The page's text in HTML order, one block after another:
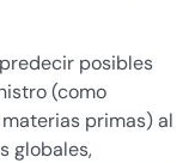
posibles
(como
primas) al
globales,